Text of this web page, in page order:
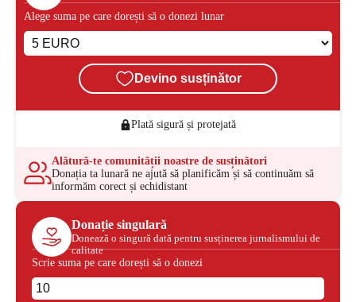
Alege suma pe care dorești să o donezi lunar
Devino susținător
Plată sigură și protejată
Alătură-te comunității noastre de susținători
Donația ta lunară ne ajută să planificăm și să continuăm să
informăm corect și echidistant
Donație singulară
Donează o singură dată pentru susținerea jurnalismului de
calitate
Scrie suma pe care dorești să o donezi